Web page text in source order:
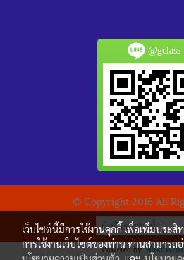
@gclass
© Copyright 2016 All
ผู้เข้าชมวันนี้
Powered by
เว็บไซต์นี้มีการใช้งานคุกกี้ เพื่อเพิ่มประ
การใช้งานเว็บไซต์ของท่าน ท่านสามารถ